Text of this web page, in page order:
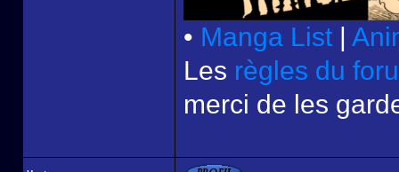
• Manga List |
Les règles du
merci de les